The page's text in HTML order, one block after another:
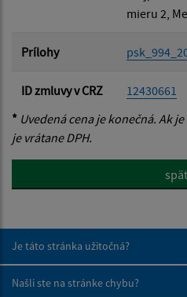
mieru 2,
Prílohy
ID zmluvy v CRZ
12430661
* Uvedená cena je konečná. Ak
je vrátane DPH.
späť
Je táto stránka užitočná?
Našli ste na stránke chybu?